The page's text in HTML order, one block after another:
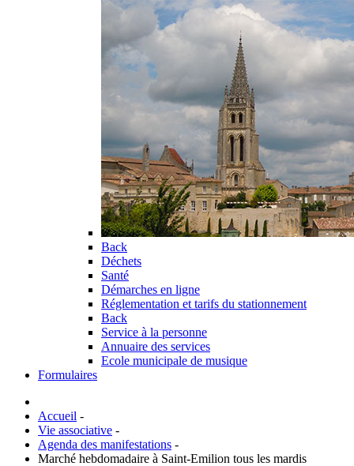
Back
Déchets
Santé
Démarches en ligne
Réglementation et tarifs du stationnement
Back
Service à la personne
Annuaire des services
Ecole municipale de musique
Formulaires
Accueil -
Vie associative -
Agenda des manifestations -
Marché hebdomadaire à Saint-Emilion tous les mardis